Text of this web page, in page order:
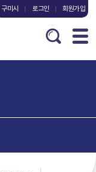
구미시 로그인 회원가입